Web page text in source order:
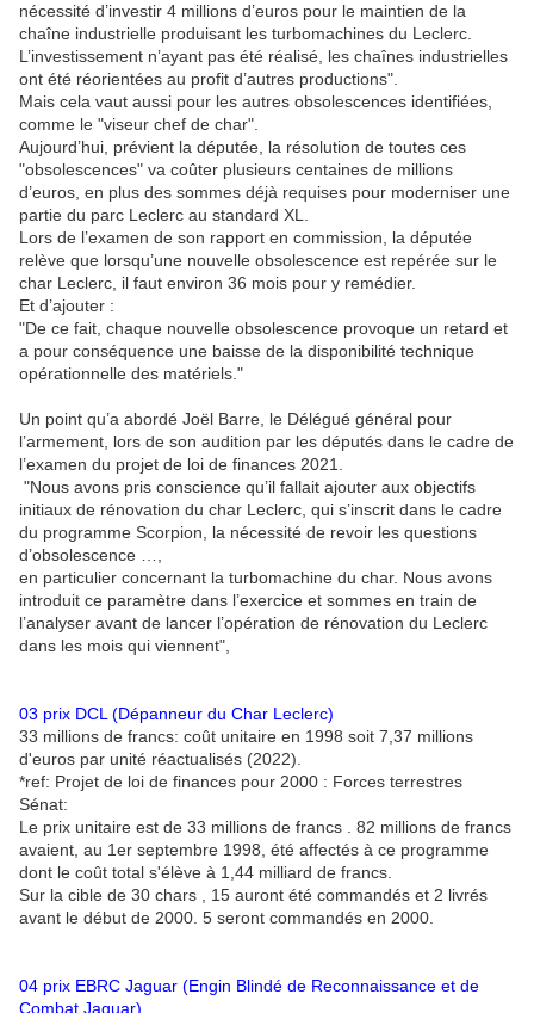
nécessité d’investir 4 millions d’euros pour le maintien de la
chaîne industrielle produisant les turbomachines du Leclerc.
L’investissement n’ayant pas été réalisé, les chaînes industrielles
ont été réorientées au profit d’autres productions".
Mais cela vaut aussi pour les autres obsolescences identifiées,
comme le "viseur chef de char".
Aujourd’hui, prévient la députée, la résolution de toutes ces
"obsolescences" va coûter plusieurs centaines de millions
d’euros, en plus des sommes déjà requises pour moderniser une
partie du parc Leclerc au standard XL.
Lors de l’examen de son rapport en commission, la députée
relève que lorsqu’une nouvelle obsolescence est repérée sur le
char Leclerc, il faut environ 36 mois pour y remédier.
Et d’ajouter :
"De ce fait, chaque nouvelle obsolescence provoque un retard et
a pour conséquence une baisse de la disponibilité technique
opérationnelle des matériels."
Un point qu’a abordé Joël Barre, le Délégué général pour
l’armement, lors de son audition par les députés dans le cadre de
l’examen du projet de loi de finances 2021.
"Nous avons pris conscience qu’il fallait ajouter aux objectifs
initiaux de rénovation du char Leclerc, qui s’inscrit dans le cadre
du programme Scorpion, la nécessité de revoir les questions
d’obsolescence …,
en particulier concernant la turbomachine du char. Nous avons
introduit ce paramètre dans l’exercice et sommes en train de
l’analyser avant de lancer l’opération de rénovation du Leclerc
dans les mois qui viennent",
03 prix DCL (Dépanneur du Char Leclerc)
33 millions de francs: coût unitaire en 1998 soit 7,37 millions
d'euros par unité réactualisés (2022).
*ref: Projet de loi de finances pour 2000 : Forces terrestres
Sénat:
Le prix unitaire est de 33 millions de francs . 82 millions de francs
avaient, au 1er septembre 1998, été affectés à ce programme
dont le coût total s'élève à 1,44 milliard de francs.
Sur la cible de 30 chars , 15 auront été commandés et 2 livrés
avant le début de 2000. 5 seront commandés en 2000.
04 prix EBRC Jaguar (Engin Blindé de Reconnaissance et de
Combat Jaguar)